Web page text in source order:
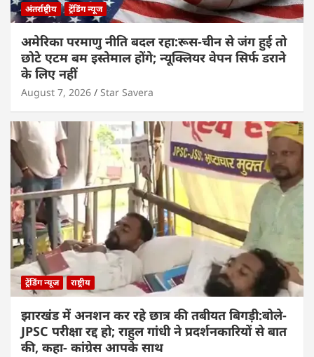
अंतर्राष्ट्रीय ट्रेंडिंग न्यूज
अमेरिका परमाणु नीति बदल रहा:रूस-चीन से जंग हुई तो
छोटे एटम बम इस्तेमाल होंगे; न्यूक्लियर वेपन सिर्फ डराने
के लिए नहीं
August 7, 2026 Star Savera
ट्रेंडिंग न्यूज राष्ट्रीय
झारखंड में अनशन कर रहे छात्र की तबीयत बिगड़ी:बोले-
JPSC परीक्षा रद्द हो; राहुल गांधी ने प्रदर्शनकारियों से बात
की, कहा- कांग्रेस आपके साथ